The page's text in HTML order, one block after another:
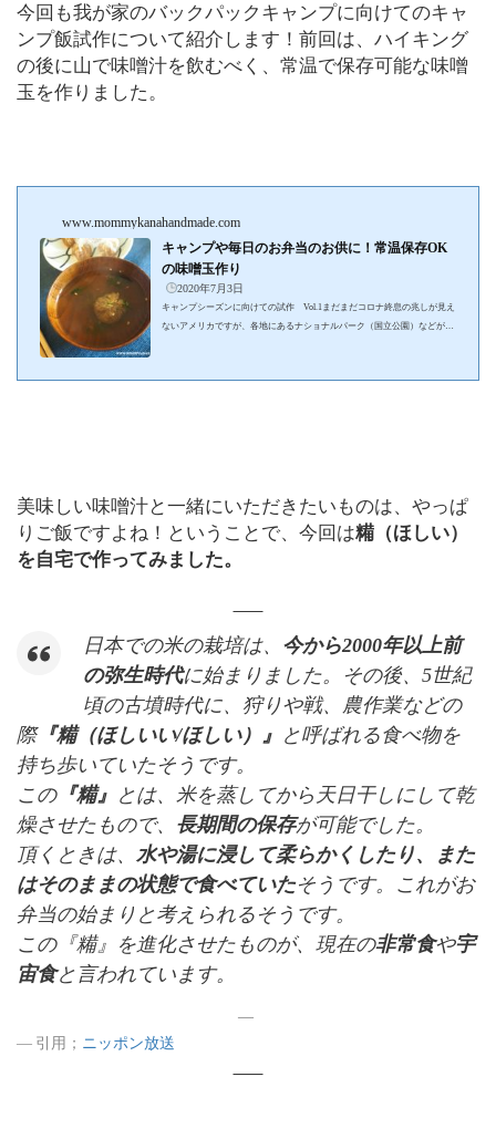
今回も我が家のバックパックキャンプに向けてのキャ
ンプ飯試作について紹介します！前回は、ハイキング
の後に山で味噌汁を飲むべく、常温で保存可能な味噌
玉を作りました。
www.mommykanahandmade.com
キャンプや毎日のお弁当のお供に！常温保存OK
の味噌玉作り
2020年7月3日
キャンプシーズンに向けての試作 Vol.1まだまだコロナ終息の兆しが見え
ないアメリカですが、各地にあるナショナルパーク（国立公園）などが
はキャンプに行くという無類のキャンプ好き一家なのです！でも、皆んな
美味しい味噌汁と一緒にいただきたいものは、やっぱ
りご飯ですよね！ということで、今回は糒（ほしい）
を自宅で作ってみました。
日本での米の栽培は、 今から2000年以上前
の弥生時代に始まりました。その後、5世紀
頃の古墳時代に、狩りや戦、農作業などの
際『糒（ほしいい/ほしい）』 と呼ばれる食べ物を
持ち歩いていたそうです。
この『糒』 とは、米を蒸してから天日干しにして乾
燥させたもので、 長期間の保存が可能でした。
頂くときは、 水や湯に浸して柔らかくしたり、また
はそのままの状態で食べていたそうです。これがお
弁当の始まりと考えられるそうです。
この『糒』を進化させたものが、現在の非常食や宇
宙食と言われています。
引用； ニッポン放送